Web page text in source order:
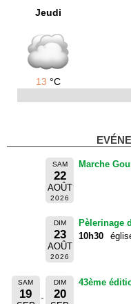
Jeudi
13 °C
SAM
22
AOÛT
2026
Marche
DIM
23
AOÛT
2026
Pèlerinage
10h30
SAM
19
DIM
20
43ème